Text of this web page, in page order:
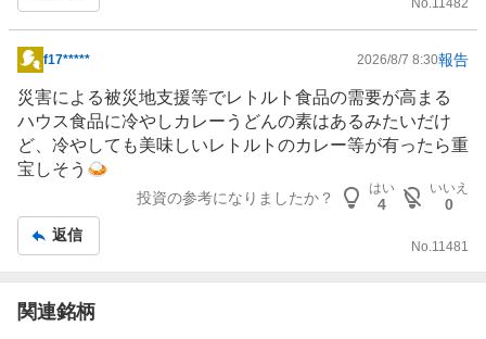
No.11482
掲
示
板
記
事
f17***** 2026/8/7 8:30報告
災害による被災地支援等でレトルト 食品の需要が高まる
ハウス食品に冷やしカレーうどんの素はあるみたいだけ
ど、冷やしても美味しいレトルトのカレー等が有ったら重
宝しそう🍛
投資の参考になりましたか？
はい
4
いいえ
0
返信
No. 11481
関連銘柄